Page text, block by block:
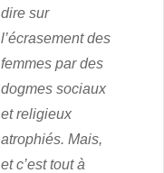
dire sur
l’écrasement des
femmes par des
dogmes sociaux
et religieux
atrophiés. Mais,
et c’est tout à